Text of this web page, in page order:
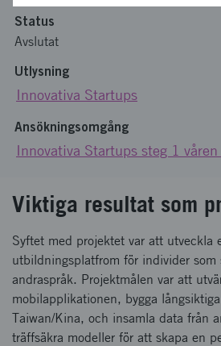
Status
Avslutat
Utlysning
Innovativa Startups
Ansökningsomgång
Innovativa Startups steg 1
Viktiga resultat som
Syftet med projektet var att utveckla
utbildningsplatfrom för individer som
andraspråk. Projektmålen var att
mobilapplikationen, bygga
Taiwan/Kina, och insamla data från
träffsäkra modeller för att skapa en